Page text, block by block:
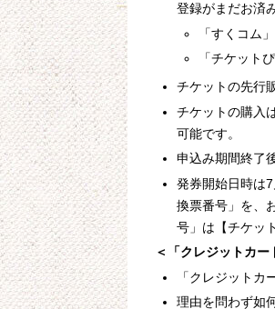
登録がまだお済
「すくコム
「チケット
チケットの先行
チケットの購入
可能です。
申込み期間終了
発券開始日時は
換票番号」を、
号」は【チケッ
＜「クレジットカー
「クレジットカ
理由を問わず如